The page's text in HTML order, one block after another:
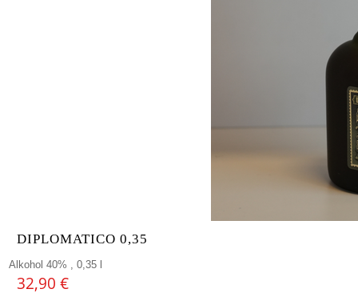
DIPLOMATICO 0,35
Alkohol 40% , 0,35 l
32,90 €